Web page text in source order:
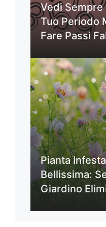
Vedi Sempre
Tuo Periodo
Fare Passi
Pianta
Bellissima:
Giardino